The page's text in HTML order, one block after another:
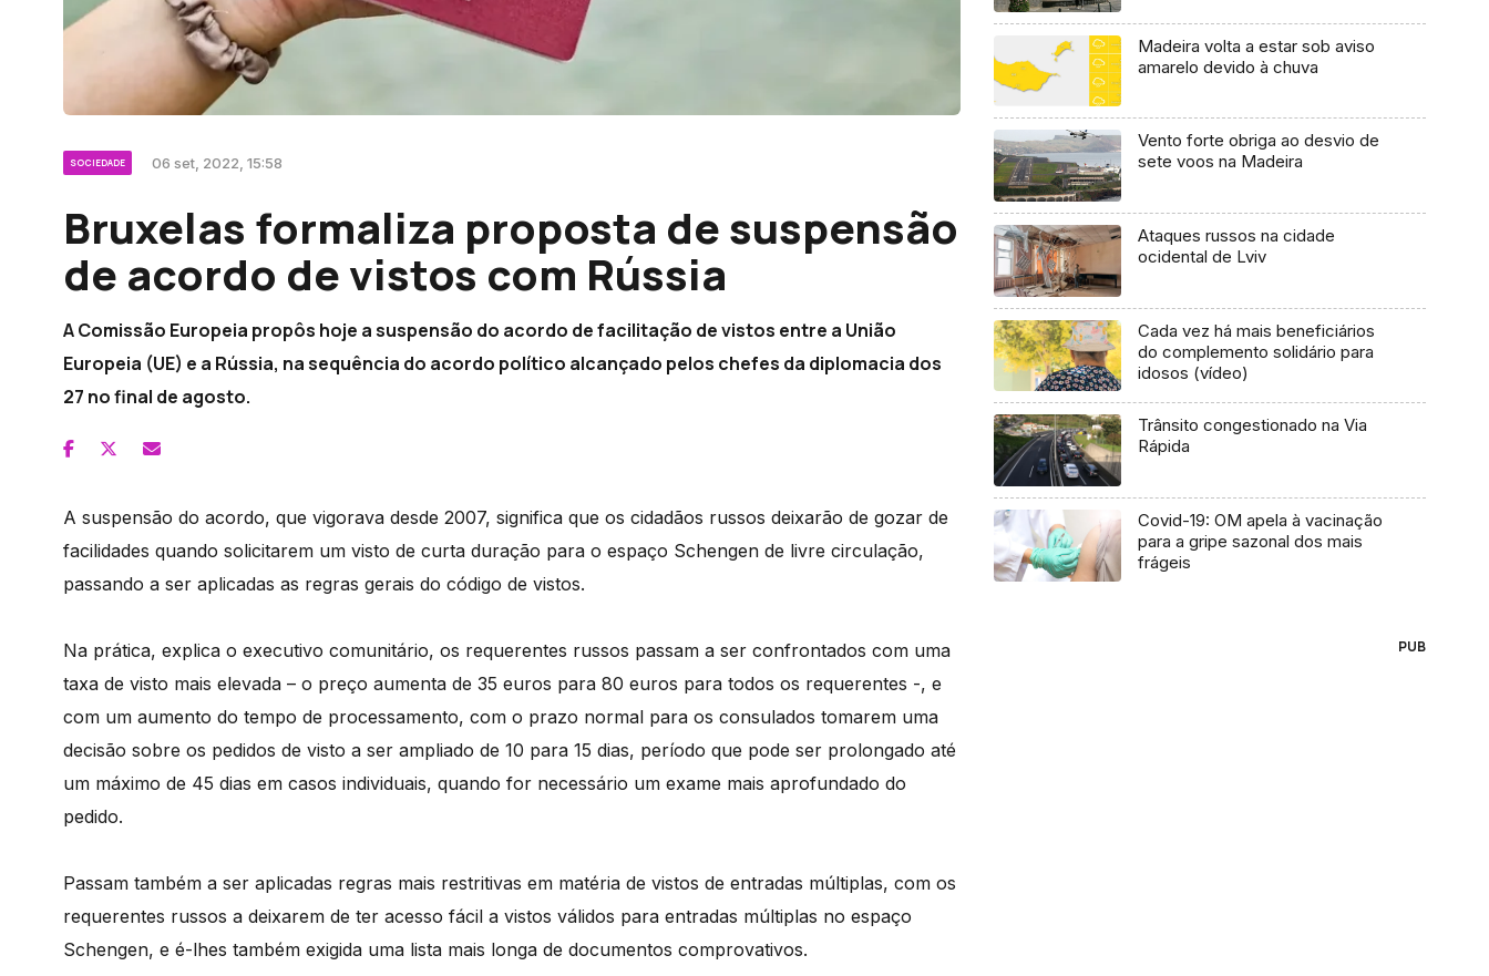
SOCIEDADE 06 set, 2022, 15:58
Bruxelas formaliza proposta de suspensão
de acordo de vistos com Rússia
A Comissão Europeia propôs hoje a suspensão do acordo de facilitação de vistos entre a União
Europeia (UE) e a Rússia, na sequência do acordo político alcançado pelos chefes da diplomacia dos
27 no final de agosto.
A suspensão do acordo, que vigorava desde 2007, significa que os cidadãos russos deixarão de gozar de
facilidades quando solicitarem um visto de curta duração para o espaço Schengen de livre circulação,
passando a ser aplicadas as regras gerais do código de vistos.
Na prática, explica o executivo comunitário, os requerentes russos passam a ser confrontados com uma
taxa de visto mais elevada – o preço aumenta de 35 euros para 80 euros para todos os requerentes -, e
com um aumento do tempo de processamento, com o prazo normal para os consulados tomarem uma
decisão sobre os pedidos de visto a ser ampliado de 10 para 15 dias, período que pode ser prolongado até
um máximo de 45 dias em casos individuais, quando for necessário um exame mais aprofundado do
pedido.
Passam também a ser aplicadas regras mais restritivas em matéria de vistos de entradas múltiplas, com os
requerentes russos a deixarem de ter acesso fácil a vistos válidos para entradas múltiplas no espaço
Schengen, e é-lhes também exigida uma lista mais longa de documentos comprovativos.
Madeira volta a estar sob aviso
amarelo devido à chuva
Vento forte obriga ao desvio de
sete voos na Madeira
Ataques russos na cidade
ocidental de Lviv
Cada vez há mais beneficiários
do complemento solidário para
idosos (vídeo)
Trânsito congestionado na Via
Rápida
Covid-19: OM apela à vacinação
para a gripe sazonal dos mais
frágeis
PUB